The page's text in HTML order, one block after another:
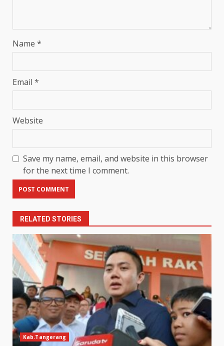
Name *
Email *
Website
Save my name, email, and website in this browser
for the next time I comment.
RELATED STORIES
Kab.Tangerang